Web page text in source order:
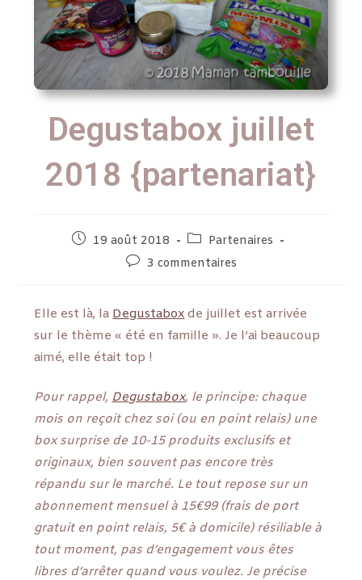
Degustabox juillet
2018 {partenariat}
19 août 2018
Partenaires
3 commentaires
Elle est là, la Degustabox de juillet est arrivée
sur le thème « été en famille ». Je l’ai beaucoup
aimé, elle était top !
Pour rappel,Degustabox, le principe: chaque
mois on reçoit chez soi (ou en point relais) une
box surprise de 10-15 produits exclusifs et
originaux, bien souvent pas encore très
répandu sur le marché. Le tout repose sur un
abonnement mensuel à 15€99 (frais de port
gratuit en point relais, 5€ à domicile) résiliable à
tout moment, pas d’engagement vous êtes
libres d’arrêter quand vous voulez. Je précise